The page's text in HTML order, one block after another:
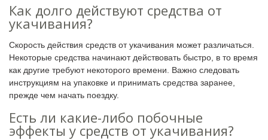
Как долго действуют средства от
укачивания?
Скорость действия средств от укачивания может различаться.
Некоторые средства начинают действовать быстро, в то время
как другие требуют некоторого времени. Важно следовать
инструкциям на упаковке и принимать средства заранее,
прежде чем начать поездку.
Есть ли какие-либо побочные
эффекты у средств от укачивания?